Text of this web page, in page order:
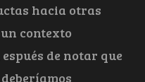
hacia otras
contexto
de notar que